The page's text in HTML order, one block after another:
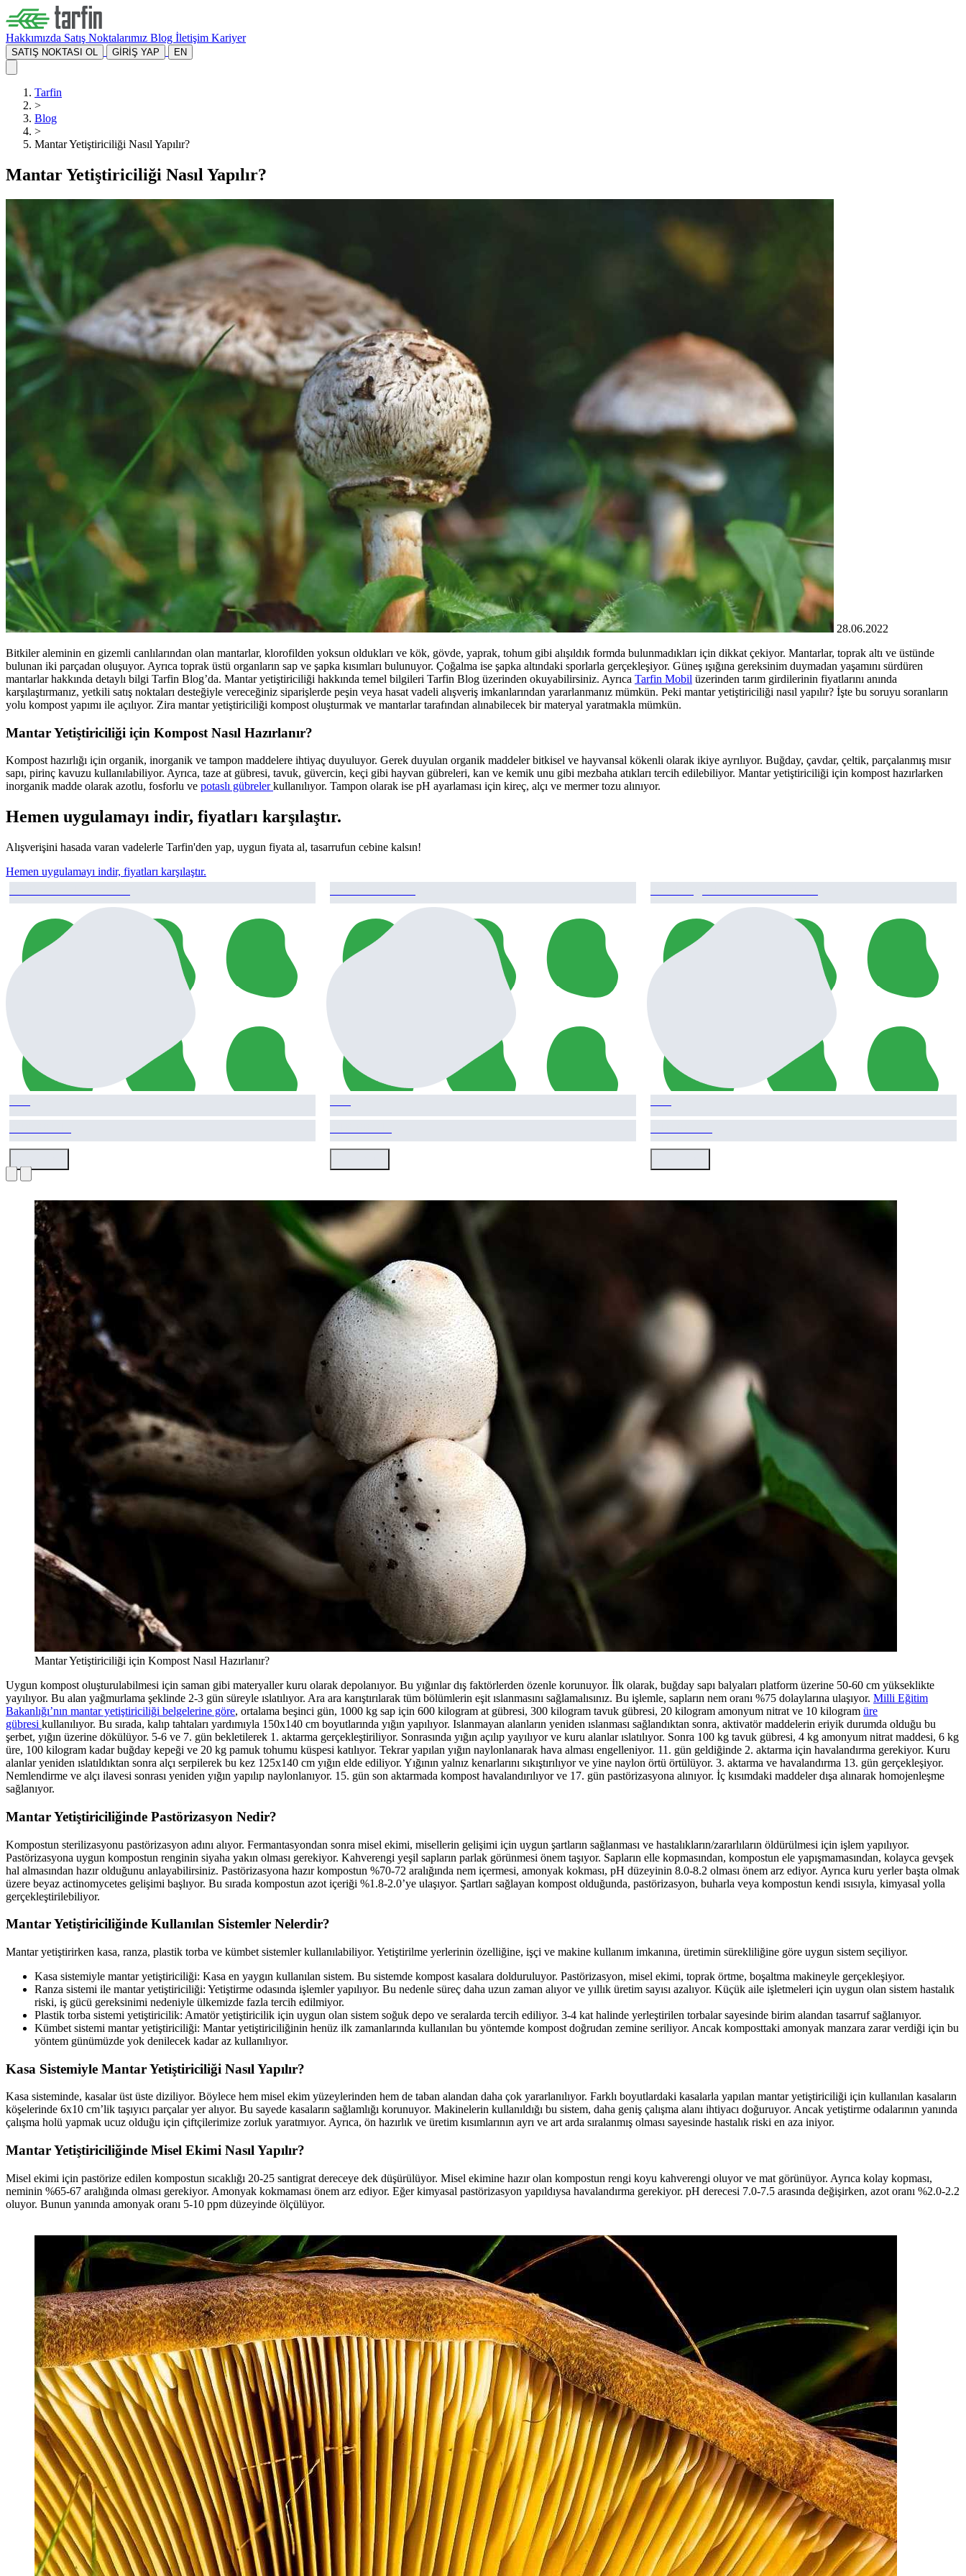
Hakkımızda Satış Noktalarımız Blog İletişim Kariyer
SATIŞ NOKTASI OL GİRİŞ YAP EN
Tarfin
>
Blog
>
Mantar Yetiştiriciliği Nasıl Yapılır?
Mantar Yetiştiriciliği Nasıl Yapılır?
28.06.2022
Bitkiler aleminin en gizemli canlılarından olan mantarlar, klorofilden yoksun oldukları ve kök, gövde, yaprak, tohum gibi alışıldık formda bulunmadıkları için dikkat çekiyor. Mantarlar, toprak altı ve üstünde
bulunan iki parçadan oluşuyor. Ayrıca toprak üstü organların sap ve şapka kısımları bulunuyor. Çoğalma ise şapka altındaki sporlarla gerçekleşiyor. Güneş ışığına gereksinim duymadan yaşamını sürdüren
mantarlar hakkında detaylı bilgi Tarfin Blog’da. Mantar yetiştiriciliği hakkında temel bilgileri Tarfin Blog üzerinden okuyabilirsiniz. Ayrıca Tarfin Mobil üzerinden tarım girdilerinin fiyatlarını anında
karşılaştırmanız, yetkili satış noktaları desteğiyle vereceğiniz siparişlerde peşin veya hasat vadeli alışveriş imkanlarından yararlanmanız mümkün. Peki mantar yetiştiriciliği nasıl yapılır? İşte bu soruyu soranların
yolu kompost yapımı ile açılıyor. Zira mantar yetiştiriciliği kompost oluşturmak ve mantarlar tarafından alınabilecek bir materyal yaratmakla mümkün.
Mantar Yetiştiriciliği için Kompost Nasıl Hazırlanır?
Kompost hazırlığı için organik, inorganik ve tampon maddelere ihtiyaç duyuluyor. Gerek duyulan organik maddeler bitkisel ve hayvansal kökenli olarak ikiye ayrılıyor. Buğday, çavdar, çeltik, parçalanmış mısır
sapı, pirinç kavuzu kullanılabiliyor. Ayrıca, taze at gübresi, tavuk, güvercin, keçi gibi hayvan gübreleri, kan ve kemik unu gibi mezbaha atıkları tercih edilebiliyor. Mantar yetiştiriciliği için kompost hazırlarken
inorganik madde olarak azotlu, fosforlu ve potaslı gübrelerkullanılıyor. Tampon olarak ise pH ayarlaması için kireç, alçı ve mermer tozu alınıyor.
Hemen uygulamayı indir, fiyatları karşılaştır.
Alışverişini hasada varan vadelerle Tarfin'den yap, uygun fiyata al, tasarrufun cebine kalsın!
Hemen uygulamayı indir, fiyatları karşılaştır.
Mantar Yetiştiriciliği için Kompost Nasıl Hazırlanır?
Uygun kompost oluşturulabilmesi için saman gibi materyaller kuru olarak depolanıyor. Bu yığınlar dış faktörlerden özenle korunuyor. İlk olarak, buğday sapı balyaları platform üzerine 50-60 cm yükseklikte
yayılıyor. Bu alan yağmurlama şeklinde 2-3 gün süreyle ıslatılıyor. Ara ara karıştırılarak tüm bölümlerin eşit ıslanmasını sağlamalısınız. Bu işlemle, sapların nem oranı %75 dolaylarına ulaşıyor. Milli Eğitim
Bakanlığı’nın mantar yetiştiriciliği belgelerine göre, ortalama beşinci gün, 1000 kg sap için 600 kilogram at gübresi, 300 kilogram tavuk gübresi, 20 kilogram amonyum nitrat ve 10 kilogram üre
gübresi kullanılıyor. Bu sırada, kalıp tahtaları yardımıyla 150x140 cm boyutlarında yığın yapılıyor. Islanmayan alanların yeniden ıslanması sağlandıktan sonra, aktivatör maddelerin eriyik durumda olduğu bu
şerbet, yığın üzerine dökülüyor. 5-6 ve 7. gün bekletilerek 1. aktarma gerçekleştiriliyor. Sonrasında yığın açılıp yayılıyor ve kuru alanlar ıslatılıyor. Sonra 100 kg tavuk gübresi, 4 kg amonyum nitrat maddesi, 6 kg
üre, 100 kilogram kadar buğday kepeği ve 20 kg pamuk tohumu küspesi katılıyor. Tekrar yapılan yığın naylonlanarak hava alması engelleniyor. 11. gün geldiğinde 2. aktarma için havalandırma gerekiyor. Kuru
alanlar yeniden ıslatıldıktan sonra alçı serpilerek bu kez 125x140 cm yığın elde ediliyor. Yığının yalnız kenarlarını sıkıştırılıyor ve yine naylon örtü örtülüyor. 3. aktarma ve havalandırma 13. gün gerçekleşiyor.
Nemlendirme ve alçı ilavesi sonrası yeniden yığın yapılıp naylonlanıyor. 15. gün son aktarmada kompost havalandırılıyor ve 17. gün pastörizasyona alınıyor. İç kısımdaki maddeler dışa alınarak homojenleşme
sağlanıyor.
Mantar Yetiştiriciliğinde Pastörizasyon Nedir?
Kompostun sterilizasyonu pastörizasyon adını alıyor. Fermantasyondan sonra misel ekimi, misellerin gelişimi için uygun şartların sağlanması ve hastalıkların/zararlıların öldürülmesi için işlem yapılıyor.
Pastörizasyona uygun kompostun renginin siyaha yakın olması gerekiyor. Kahverengi yeşil sapların parlak görünmesi önem taşıyor. Sapların elle kopmasından, kompostun ele yapışmamasından, kolayca gevşek
hal almasından hazır olduğunu anlayabilirsiniz. Pastörizasyona hazır kompostun %70-72 aralığında nem içermesi, amonyak kokması, pH düzeyinin 8.0-8.2 olması önem arz ediyor. Ayrıca kuru yerler başta olmak
üzere beyaz actinomycetes gelişimi başlıyor. Bu sırada kompostun azot içeriği %1.8-2.0’ye ulaşıyor. Şartları sağlayan kompost olduğunda, pastörizasyon, buharla veya kompostun kendi ısısıyla, kimyasal yolla
gerçekleştirilebiliyor.
Mantar Yetiştiriciliğinde Kullanılan Sistemler Nelerdir?
Mantar yetiştirirken kasa, ranza, plastik torba ve kümbet sistemler kullanılabiliyor. Yetiştirilme yerlerinin özelliğine, işçi ve makine kullanım imkanına, üretimin sürekliliğine göre uygun sistem seçiliyor.
Kasa sistemiyle mantar yetiştiriciliği: Kasa en yaygın kullanılan sistem. Bu sistemde kompost kasalara dolduruluyor. Pastörizasyon, misel ekimi, toprak örtme, boşaltma makineyle gerçekleşiyor.
Ranza sistemi ile mantar yetiştiriciliği: Yetiştirme odasında işlemler yapılıyor. Bu nedenle süreç daha uzun zaman alıyor ve yıllık üretim sayısı azalıyor. Küçük aile işletmeleri için uygun olan sistem hastalık
riski, iş gücü gereksinimi nedeniyle ülkemizde fazla tercih edilmiyor.
Plastik torba sistemi yetiştiricilik: Amatör yetiştiricilik için uygun olan sistem soğuk depo ve seralarda tercih ediliyor. 3-4 kat halinde yerleştirilen torbalar sayesinde birim alandan tasarruf sağlanıyor.
Kümbet sistemi mantar yetiştiriciliği: Mantar yetiştiriciliğinin henüz ilk zamanlarında kullanılan bu yöntemde kompost doğrudan zemine seriliyor. Ancak komposttaki amonyak manzara zarar verdiği için bu
yöntem günümüzde yok denilecek kadar az kullanılıyor.
Kasa Sistemiyle Mantar Yetiştiriciliği Nasıl Yapılır?
Kasa sisteminde, kasalar üst üste diziliyor. Böylece hem misel ekim yüzeylerinden hem de taban alandan daha çok yararlanılıyor. Farklı boyutlardaki kasalarla yapılan mantar yetiştiriciliği için kullanılan kasaların
köşelerinde 6x10 cm’lik taşıyıcı parçalar yer alıyor. Bu sayede kasaların sağlamlığı korunuyor. Makinelerin kullanıldığı bu sistem, daha geniş çalışma alanı ihtiyacı doğuruyor. Ancak yetiştirme odalarının yanında
çalışma holü yapmak ucuz olduğu için çiftçilerimize zorluk yaratmıyor. Ayrıca, ön hazırlık ve üretim kısımlarının ayrı ve art arda sıralanmış olması sayesinde hastalık riski en aza iniyor.
Mantar Yetiştiriciliğinde Misel Ekimi Nasıl Yapılır?
Misel ekimi için pastörize edilen kompostun sıcaklığı 20-25 santigrat dereceye dek düşürülüyor. Misel ekimine hazır olan kompostun rengi koyu kahverengi oluyor ve mat görünüyor. Ayrıca kolay kopması,
neminin %65-67 aralığında olması gerekiyor. Amonyak kokmaması önem arz ediyor. Eğer kimyasal pastörizasyon yapıldıysa havalandırma gerekiyor. pH derecesi 7.0-7.5 arasında değişirken, azot oranı %2.0-2.2
oluyor. Bunun yanında amonyak oranı 5-10 ppm düzeyinde ölçülüyor.